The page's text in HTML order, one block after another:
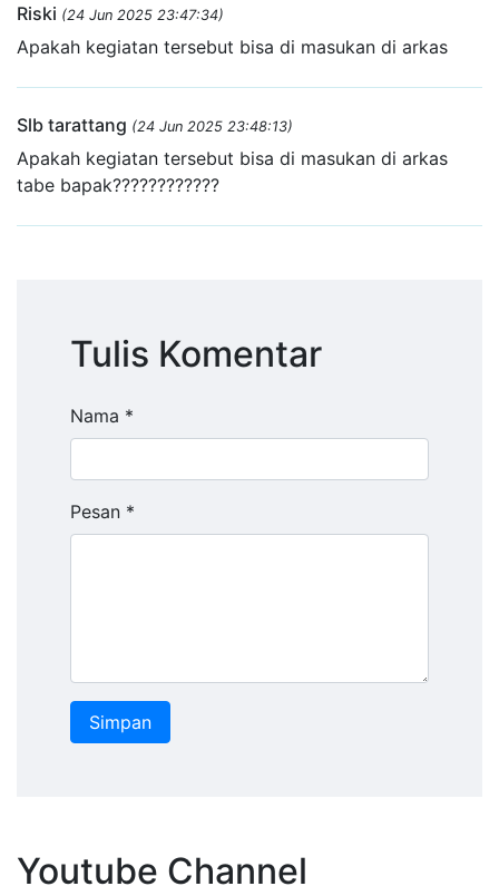
Riski (24 Jun 2025 23:47:34)
Apakah kegiatan tersebut bisa di masukan di arkas
Slb tarattang (24 Jun 2025 23:48:13)
Apakah kegiatan tersebut bisa di masukan di arkas
tabe bapak????????????
Tulis Komentar
Nama *
Pesan *
Youtube Channel